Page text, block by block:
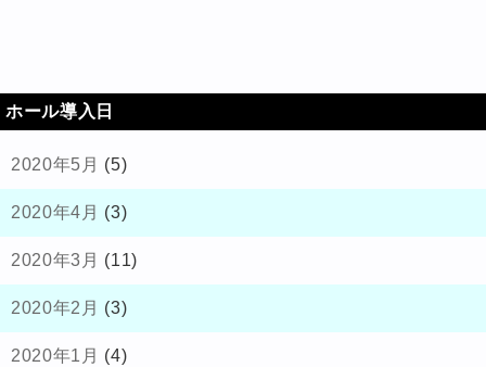
ホール導入日
2020年5月 (5)
2020年4月 (3)
2020年3月 (11)
2020年2月 (3)
2020年1月 (4)